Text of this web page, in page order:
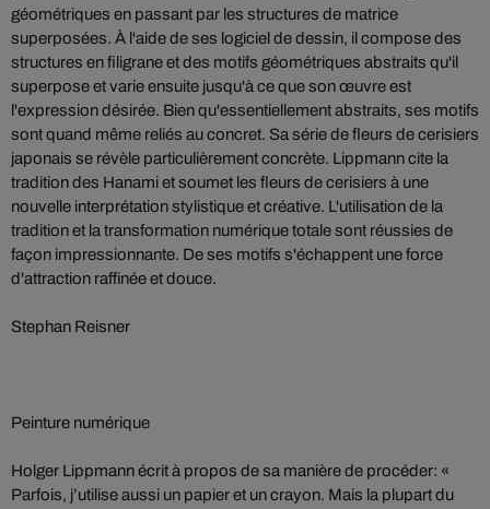
géométriques en passant par les structures de matrice
superposées. À l'aide de ses logiciel de dessin, il compose des
structures en filigrane et des motifs géométriques abstraits qu'il
superpose et varie ensuite jusqu'à ce que son œuvre est
l'expression désirée. Bien qu'essentiellement abstraits, ses motifs
sont quand même reliés au concret. Sa série de fleurs de cerisiers
japonais se révèle particulièrement concrète. Lippmann cite la
tradition des Hanami et soumet les fleurs de cerisiers à une
nouvelle interprétation stylistique et créative. L'utilisation de la
tradition et la transformation numérique totale sont réussies de
façon impressionnante. De ses motifs s'échappent une force
d'attraction raffinée et douce.
Stephan Reisner
Peinture numérique
Holger Lippmann écrit à propos de sa manière de procéder: «
Parfois, j’utilise aussi un papier et un crayon. Mais la plupart du